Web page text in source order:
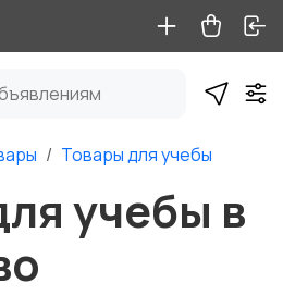
Товары для учебы
учебы в